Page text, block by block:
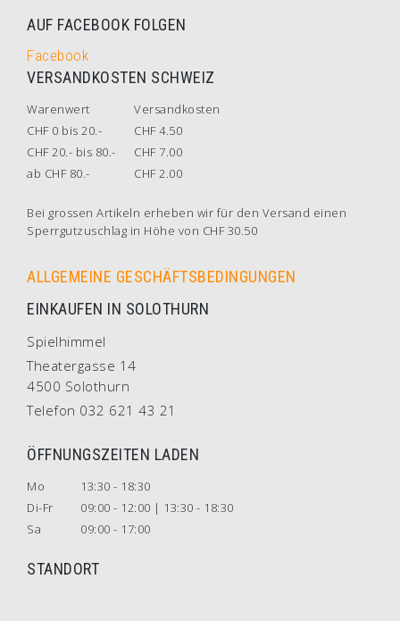
AUF FACEBOOK FOLGEN
Facebook
VERSANDKOSTEN SCHWEIZ
Warenwert
Versandkosten
CHF 0 bis 20.-
CHF 4.50
CHF 20.- bis 80.-
CHF 7.00
ab CHF 80.-
CHF 2.00
Bei grossen Artikeln erheben wir für den Versand einen
Sperrgutzuschlag in Höhe von CHF 30.50
ALLGEMEINE GESCHÄFTSBEDINGUNGEN
EINKAUFEN IN SOLOTHURN
Spielhimmel
Theatergasse 14
4500 Solothurn
Telefon 032 621 43 21
ÖFFNUNGSZEITEN LADEN
Mo
13:30 - 18:30
Di-Fr
09:00 - 12:00 | 13:30 - 18:30
Sa
09:00 - 17:00
STANDORT